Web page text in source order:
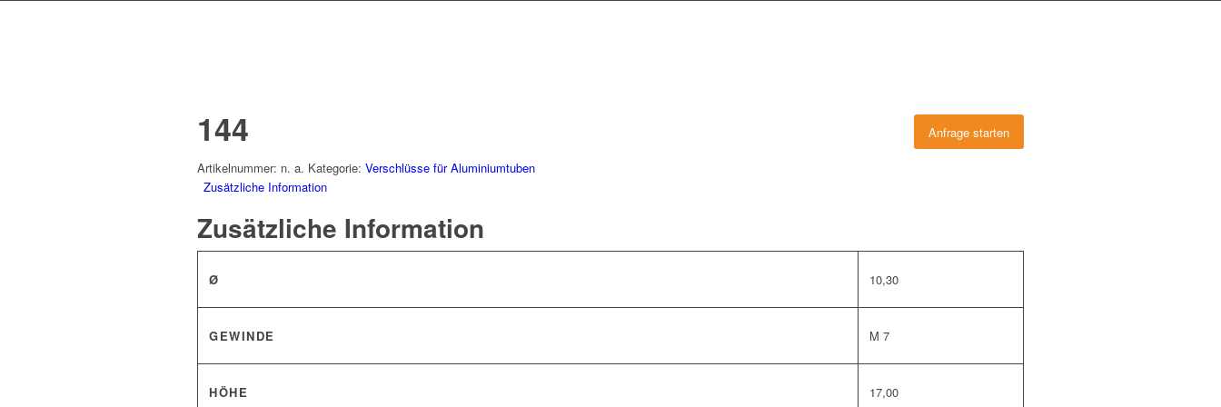
Anfrage starten
144
Artikelnummer: n. a. Kategorie: Verschlüsse für Aluminiumtuben
Zusätzliche Information
Zusätzliche Information
Ø 10,30
GEWINDE M 7
HÖHE 17,00